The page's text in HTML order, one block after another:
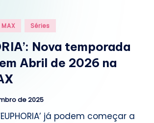
m
.
b
MAX Séries
Nova temporada
Abril de 2026 na
de 2025
já podem começar a